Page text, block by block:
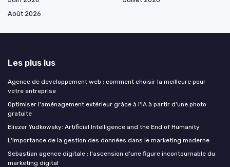
Août 2026
Les plus lus
Agence de developpement web : comment choisir la meilleure pour
votre entreprise
Optimiser l'aménagement extérieur grâce à l'IA à partir d'une photo
gratuite
Eliezer Yudkowsky: Artificial Intelligence and the End of Humanity
L'importance de la gestion des données dans le marketing moderne
Sebastian agence digitale : l'ascension d'une figure incontournable du
marketing digital